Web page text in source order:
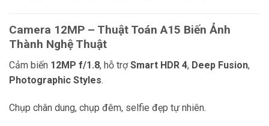
Camera 12MP – Thuật Toán A15 Biến Ảnh
Thành Nghệ Thuật
Cảm biến 12MP f/1.8, hỗ trợSmart HDR 4, Deep Fusion,
Photographic Styles.
Chụp chân dung, chụp đêm, selfie đẹp tự nhiên.